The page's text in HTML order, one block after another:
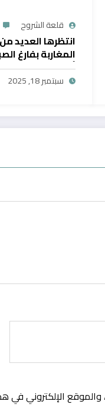
قلعة الشروح
انتظرها العديد من
المغاربة بفارغ
أول خدمة رقمية
سحب الرصيد من
سبتمبر 18, 2025
الإلكتروني في